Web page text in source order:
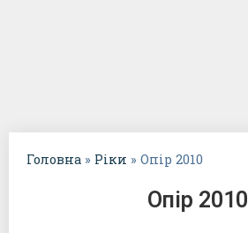
Головна » Ріки » Опір 2010
Опір 2010